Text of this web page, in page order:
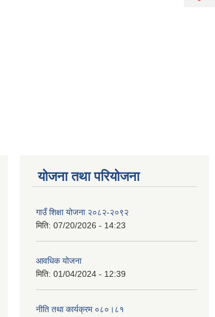
योजना तथा परियोजना
गाउँ शिक्षा योजना २०८२-२०९२
मिति: 07/20/2026 - 14:23
आवधिक योजना
मिति: 01/04/2024 - 12:39
नीति तथा कार्यक्रम ०८०।८१